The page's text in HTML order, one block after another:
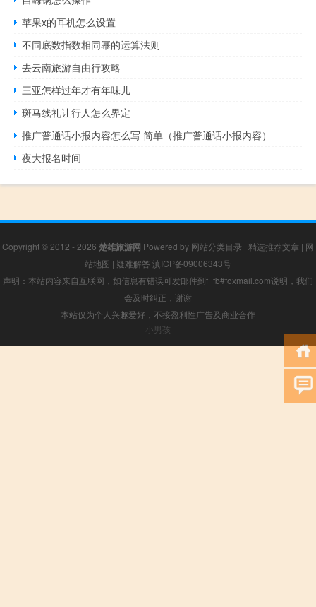
苹果x的耳机怎么设置
不同底数指数相同幂的运算法则
去云南旅游自由行攻略
三亚怎样过年才有年味儿
斑马线礼让行人怎么界定
推广普通话小报内容怎么写 简单（推广普通话小报内容）
夜大报名时间
Copyright © 2012 - 2026 楚雄旅游网 Powered by 网站分类目录 | 精选推荐文章 | 网
站地图 | 疑难解答 滇ICP备09006343号
声明：本站内容来自互联网，如信息有错误可发邮件到f_fb#foxmail.com说明，我们
会及时纠正，谢谢
本站仅为个人兴趣爱好，不接盈利性广告及商业合作
小男孩